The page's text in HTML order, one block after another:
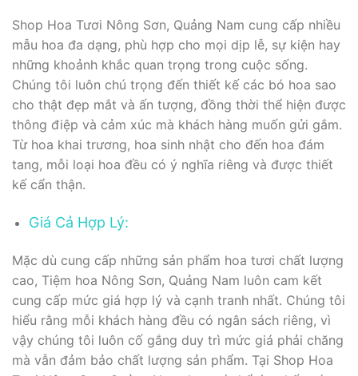
Shop Hoa Tươi Nông Sơn, Quảng Nam cung cấp nhiều
mẫu hoa đa dạng, phù hợp cho mọi dịp lễ, sự kiện hay
những khoảnh khắc quan trọng trong cuộc sống.
Chúng tôi luôn chú trọng đến thiết kế các bó hoa sao
cho thật đẹp mắt và ấn tượng, đồng thời thể hiện được
thông điệp và cảm xúc mà khách hàng muốn gửi gắm.
Từ hoa khai trương, hoa sinh nhật cho đến hoa đám
tang, mỗi loại hoa đều có ý nghĩa riêng và được thiết
kế cẩn thận.
Giá Cả Hợp Lý:
Mặc dù cung cấp những sản phẩm hoa tươi chất lượng
cao, Tiệm hoa Nông Sơn, Quảng Nam luôn cam kết
cung cấp mức giá hợp lý và cạnh tranh nhất. Chúng tôi
hiểu rằng mỗi khách hàng đều có ngân sách riêng, vì
vậy chúng tôi luôn cố gắng duy trì mức giá phải chăng
mà vẫn đảm bảo chất lượng sản phẩm. Tại Shop Hoa